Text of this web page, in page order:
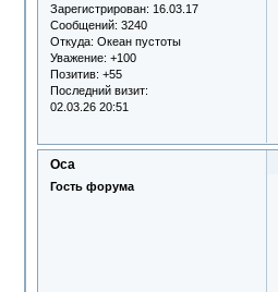
Зарегистрирован: 16.03.17
Сообщений: 3240
Откуда: Океан пустоты
Уважение: +100
Позитив: +55
Последний визит:
02.03.26 20:51
Оса
Гость форума